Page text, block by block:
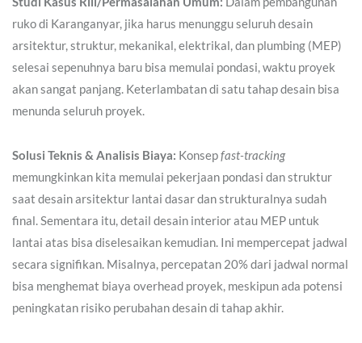
ruko di Karanganyar, jika harus menunggu seluruh desain
arsitektur, struktur, mekanikal, elektrikal, dan plumbing (MEP)
selesai sepenuhnya baru bisa memulai pondasi, waktu proyek
akan sangat panjang. Keterlambatan di satu tahap desain bisa
menunda seluruh proyek.
Solusi Teknis & Analisis Biaya: Konsepfast-tracking
memungkinkan kita memulai pekerjaan pondasi dan struktur
saat desain arsitektur lantai dasar dan strukturalnya sudah
final. Sementara itu, detail desain interior atau MEP untuk
lantai atas bisa diselesaikan kemudian. Ini mempercepat jadwal
secara signifikan. Misalnya, percepatan 20% dari jadwal normal
bisa menghemat biaya overhead proyek, meskipun ada potensi
peningkatan risiko perubahan desain di tahap akhir.